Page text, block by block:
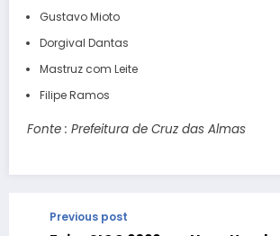
Gustavo Mioto
Dorgival Dantas
Mastruz com Leite
Filipe Ramos
Fonte : Prefeitura de Cruz das Almas
Previous post